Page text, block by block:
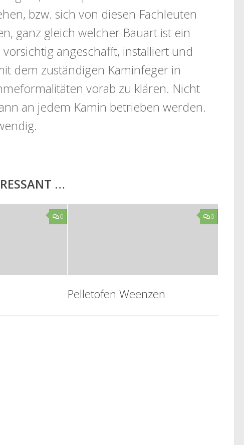
bzw. sich von diesen Fachleuten
ganz gleich welcher Bauart ist ein
angeschafft, installiert und
dem zuständigen Kaminfeger in
vorab zu klären. Nicht
an jedem Kamin betrieben werden.
…
0 0
Pelletofen Weenzen